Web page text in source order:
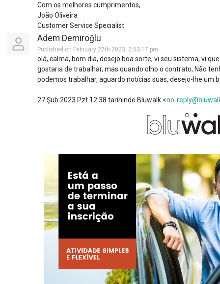
Com os melhores cumprimentos,
João Oliveira
Customer Service Specialist.
Adem Demiroğlu
Published on February 27th 2023, 2:53:17 pm
olá, calma, bom dia, desejo boa sorte, vi seu sistema, vi
gostaria de trabalhar, mas quando olho o contrato, Não
podemos trabalhar, aguardo notícias suas, desejo-lhe um
27 Şub 2023 Pzt 12:38 tarihinde Bluwalk <no-